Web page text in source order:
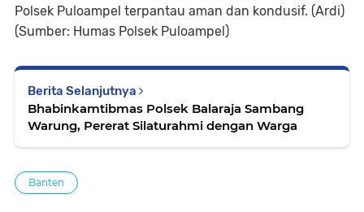
Polsek Puloampel terpantau aman dan kondusif. (Ardi)
(Sumber: Humas Polsek Puloampel)
Berita Selanjutnya
Bhabinkamtibmas Polsek Balaraja Sambang
Warung, Pererat Silaturahmi dengan Warga
Banten